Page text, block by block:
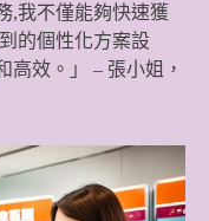
,我不僅能夠快速獲
的個性化方案設
高效。」 – 張小姐，